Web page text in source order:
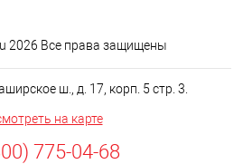
2026 Все права защищены
ш., д. 17, корп. 5 стр. 3.
на карте
775-04-68